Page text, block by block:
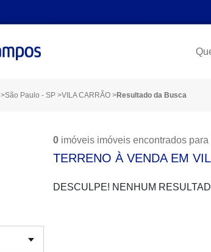
>São Paulo - SP >VILA CARRÃO >Resultado da Busca
0 imóveis imóveis encontrados para
TERRENO À VENDA EM
DESCULPE! NENHUM